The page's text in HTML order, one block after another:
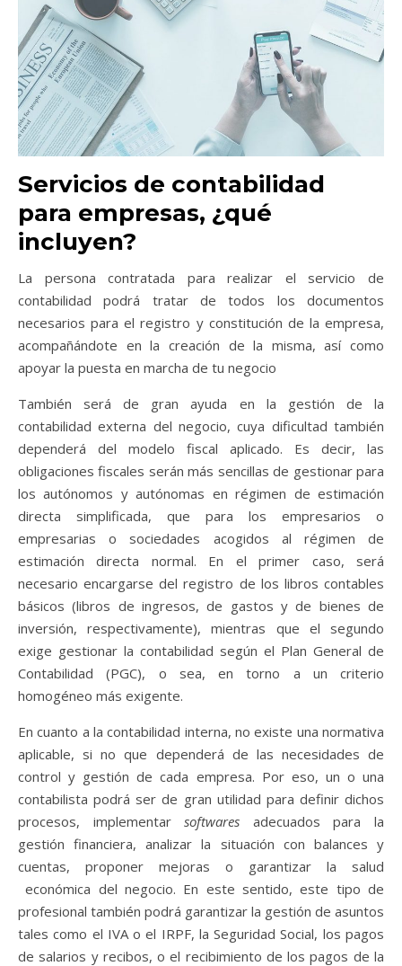
Servicios de contabilidad
para empresas, ¿qué
incluyen?
La persona contratada para realizar el servicio de
contabilidad podrá tratar de todos los documentos
necesarios para el registro y constitución de la empresa,
acompañándote en la creación de la misma, así como
apoyar la puesta en marcha de tu negocio
También será de gran ayuda en la gestión de la
contabilidad externa del negocio, cuya dificultad también
dependerá del modelo fiscal aplicado. Es decir, las
obligaciones fiscales serán más sencillas de gestionar para
los autónomos y autónomas en régimen de estimación
directa simplificada, que para los empresarios o
empresarias o sociedades acogidos al régimen de
estimación directa normal. En el primer caso, será
necesario encargarse del registro de los libros contables
básicos (libros de ingresos, de gastos y de bienes de
inversión, respectivamente), mientras que el segundo
exige gestionar la contabilidad según el Plan General de
Contabilidad (PGC), o sea, en torno a un criterio
homogéneo más exigente.
En cuanto a la contabilidad interna, no existe una normativa
aplicable, si no que dependerá de las necesidades de
control y gestión de cada empresa. Por eso, un o una
contabilista podrá ser de gran utilidad para definir dichos
procesos, implementarsoftwares adecuados para la
gestión financiera, analizar la situación con balances y
cuentas, proponer mejoras o garantizar la salud
económica del negocio. En este sentido, este tipo de
profesional también podrá garantizar la gestión de asuntos
tales como el IVA o el IRPF, la Seguridad Social, los pagos
de salarios y recibos, o el recibimiento de los pagos de la